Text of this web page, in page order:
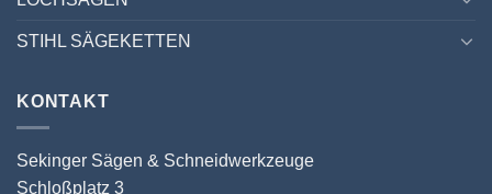
STIHL SÄGEKETTEN
KONTAKT
Sekinger Sägen & Schneidwerkzeuge
Schloßplatz 3